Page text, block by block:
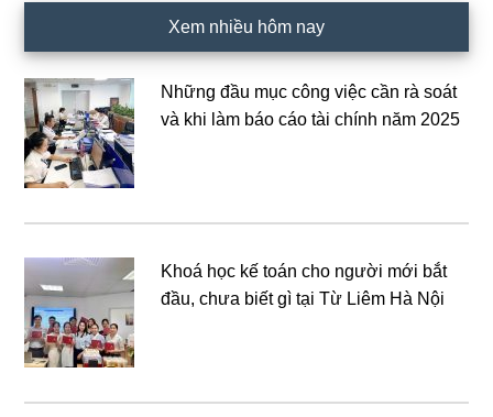
Xem nhiều hôm nay
Những đầu mục công việc cần rà soát
và khi làm báo cáo tài chính năm 2025
Khoá học kế toán cho người mới bắt
đầu, chưa biết gì tại Từ Liêm Hà Nội